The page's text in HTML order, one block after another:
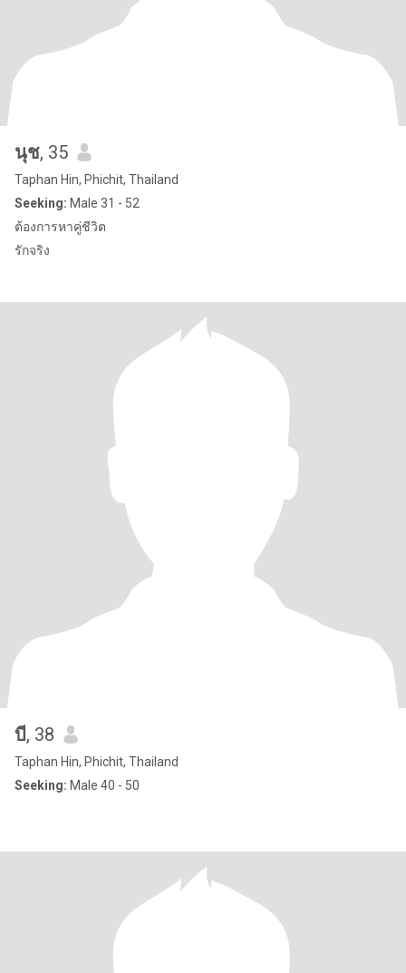
นุช, 35
Taphan Hin, Phichit, Thailand
Seeking: Male 31 - 52
ต้องการหาคู่ชีวิต
รักจริง
บี, 38
Taphan Hin, Phichit, Thailand
Seeking: Male 40 - 50